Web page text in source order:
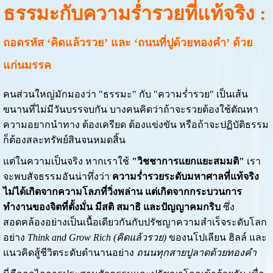
ธรรมะกับความร่ำรวยที่แท้จริง :
ถอดรหัส ‘คิดแล้วรวย’ และ ‘ถนนที่ปูด้วยทองคำ’ ด้วย
แก่นมรรค
คนส่วนใหญ่มักมองว่า "ธรรมะ" กับ "ความร่ำรวย" เป็นเส้น
ขนานที่ไม่มีวันบรรจบกัน บางคนคิดว่าถ้าจะรวยต้องใช้ตัณหา
ความอยากนำทาง ต้องเครียด ต้องแข่งขัน หรือถ้าจะปฏิบัติธรรม
ก็ต้องสละทรัพย์สินจนหมดสิ้น
แต่ในความเป็นจริง หากเราใช้ "วิชชาการแยกแยะสมมติ" เรา
จะพบสัจธรรมอันน่าทึ่งว่า ความร่ำรวยระดับมหาศาลที่แท้จริง
ไม่ได้เกิดจากความโลภที่วิ่งพล่าน แต่เกิดจากกระบวนการ
ทำงานของจิตที่ตั้งมั่น มีสติ สมาธิ และปัญญาคมกริบซึ่ง
สอดคล้องอย่างเป็นเนื้อเดียวกันกับปรัชญาความสำเร็จระดับโลก
อย่าง Think and Grow Rich (คิดแล้วรวย)ของนโปเลียน ฮิลล์ และ
แนวคิดสู้ชีวิตระดับตำนานอย่าง ถนนทุกสายปูลาดด้วยทองคำ